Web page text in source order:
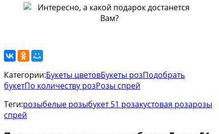
Категории:Букеты цветовБукеты розПодобрать
букетПо количеству розРозы спрей
Теги:розыбелые розыбукет 51 розакустовая розарозы
спрей